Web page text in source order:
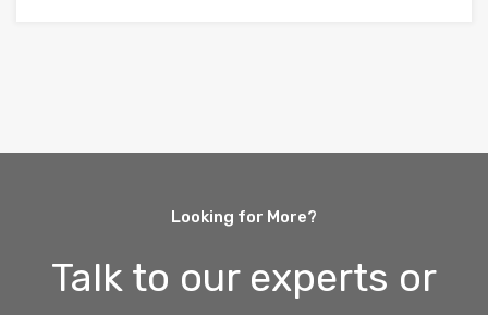
Looking for More?
Talk to our experts or